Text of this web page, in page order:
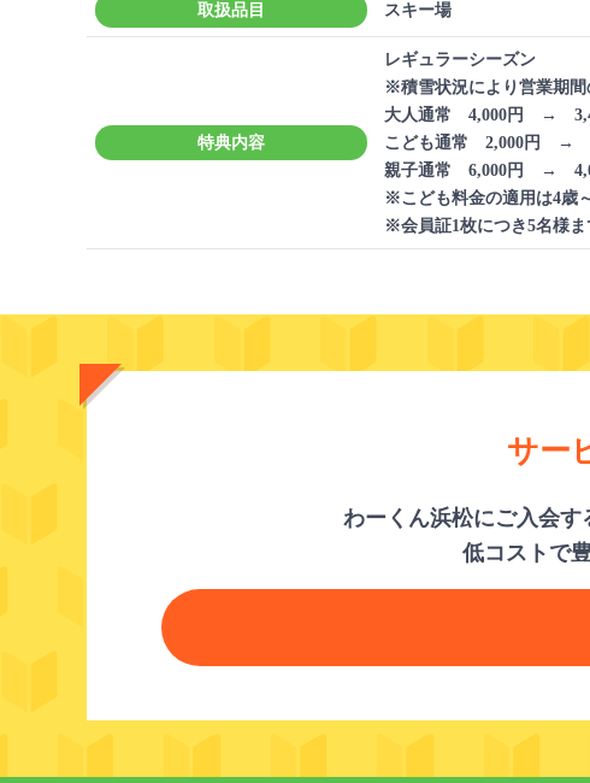
取扱品目 スキー場
特典内容
レギュラーシーズン
※積雪状況により営業期間
大人通常 4,000円 →
こども通常 2,000円 →
親子通常 6,000円 →
※こども料金の適用は4歳
※会員証1枚につき5名様ま
サー
わーくん浜松にご入会す
低コストで